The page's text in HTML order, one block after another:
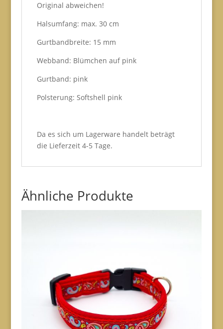
Original abweichen!
Halsumfang: max. 30 cm
Gurtbandbreite: 15 mm
Webband: Blümchen auf pink
Gurtband: pink
Polsterung: Softshell pink
Da es sich um Lagerware handelt beträgt
die Lieferzeit 4-5 Tage.
Ähnliche Produkte